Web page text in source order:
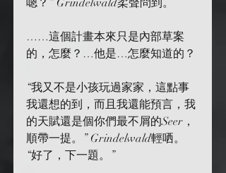
嗯？” Grindelwald柔聲問到。
……這個計畫本來只是內部草案
的，怎麼？…他是…怎麼知道的？
“我又不是小孩玩過家家，這點事
我還想的到，而且我還能預言，我
的天賦還是個你們最不屑的Seer，
順帶一提。” Grindelwald輕哂。
“好了，下一題。”